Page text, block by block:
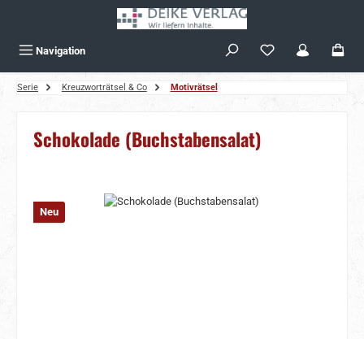
Navigation
Serie Kreuzworträtsel & Co Motivrätsel
Schokolade (Buchstabensalat)
Bildergalerie überspringen
Neu